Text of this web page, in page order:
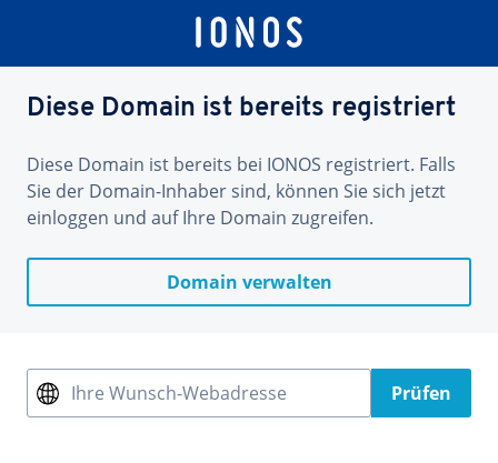
Diese Domain ist bereits registriert
Diese Domain ist bereits bei IONOS registriert. Falls
Sie der Domain-Inhaber sind, können Sie sich jetzt
einloggen und auf Ihre Domain zugreifen.
Domain verwalten
Ihre Wunsch-Webadresse Prüfen